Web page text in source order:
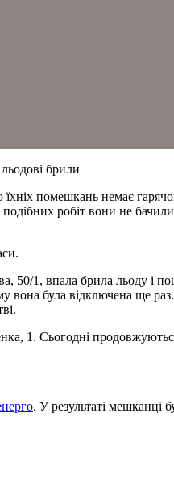
брили
помешкань немає
робіт вони не
1, впала брила льоду і
була відключена ще раз.
1. Сьогодні
. У результаті мешканці